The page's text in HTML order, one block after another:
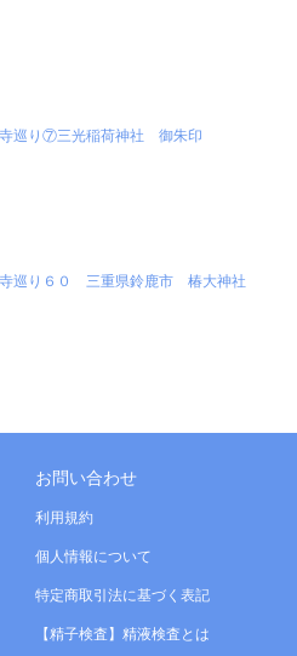
巡り⑦三光稲荷神社 御朱印
巡り６０ 三重県鈴鹿市 椿大神社
お問い合わせ
利用規約
個人情報について
特定商取引法に基づく表記
【精子検査】精液検査とは